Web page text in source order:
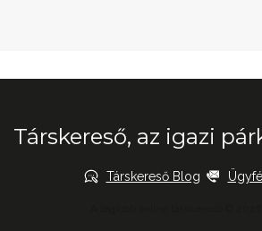
Társkereső, az igazi
Társkereső Blog